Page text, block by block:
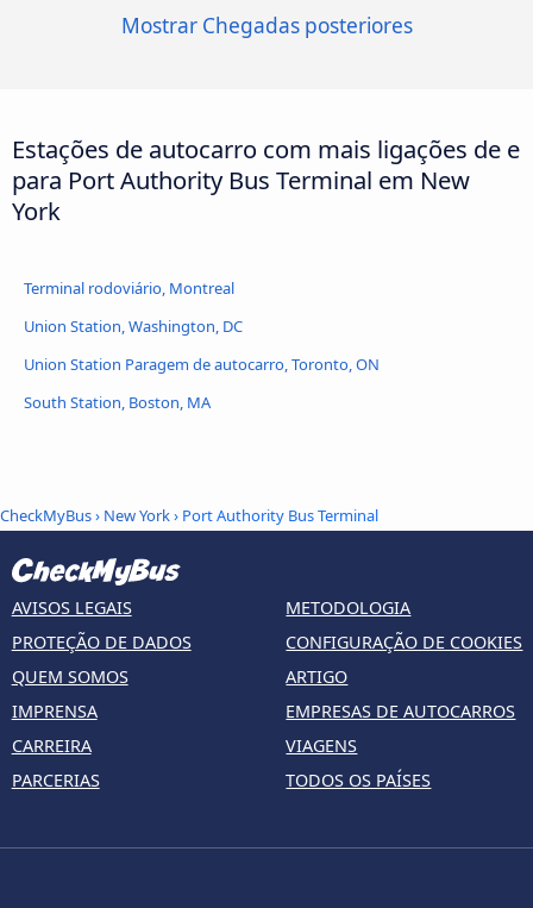
Mostrar Chegadas posteriores
Estações de autocarro com mais ligações de e
para Port Authority Bus Terminal em New
York
Terminal rodoviário, Montreal
Union Station, Washington, DC
Union Station Paragem de autocarro, Toronto, ON
South Station, Boston, MA
CheckMyBus› New York› Port Authority Bus Terminal
AVISOS LEGAIS
PROTEÇÃO DE DADOS
QUEM SOMOS
IMPRENSA
CARREIRA
PARCERIAS
METODOLOGIA
CONFIGURAÇÃO DE COOKIES
ARTIGO
EMPRESAS DE AUTOCARROS
VIAGENS
TODOS OS PAÍSES